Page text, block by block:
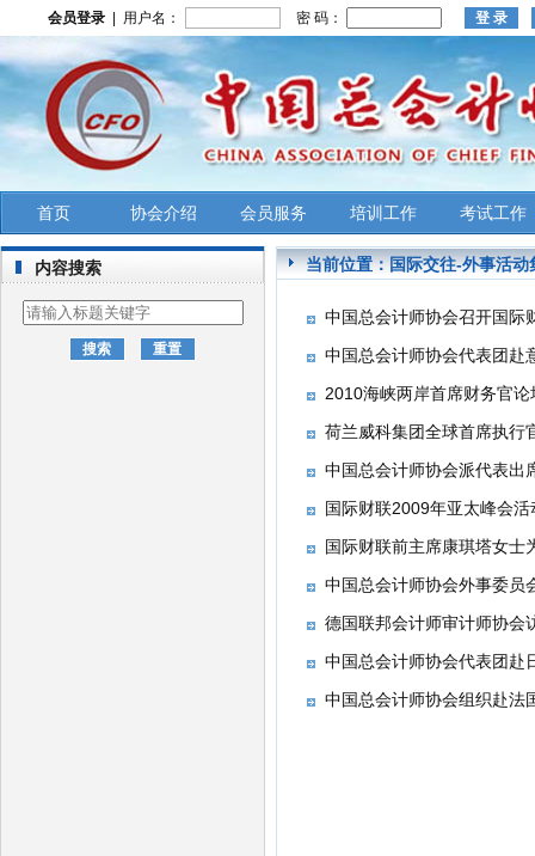
会员登录 | 用户名： 密 码：
首页 协会介绍 会员服务 培训工作 考试工作
内容搜索 当前位置：国际交往-外事活动
中国总会计师协会召开国际
中国总会计师协会代表团赴
2010海峡两岸首席财务官
荷兰威科集团全球首席执行
中国总会计师协会派代表出
国际财联2009年亚太峰会活
国际财联前主席康琪塔女士
中国总会计师协会外事委员
德国联邦会计师审计师协会
中国总会计师协会代表团赴
中国总会计师协会组织赴法